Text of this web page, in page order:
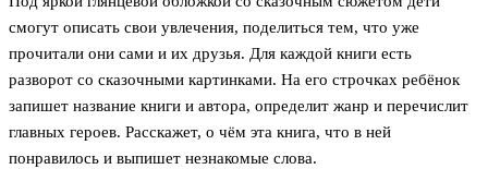
смогут описать свои увлечения, поделиться тем, что уже
прочитали они сами и их друзья. Для каждой книги есть
разворот со сказочными картинками. На его строчках ребёнок
запишет название книги и автора, определит жанр и перечислит
главных героев. Расскажет, о чём эта книга, что в ней
понравилось и выпишет незнакомые слова.